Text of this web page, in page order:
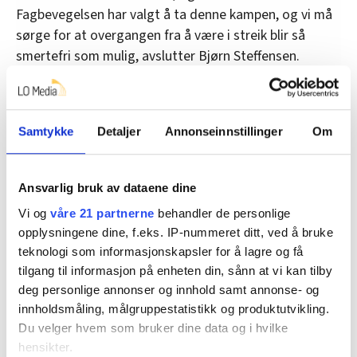
Samtykke Detaljer Annonseinnstillinger Om
Ansvarlig bruk av dataene dine
Vi og våre 21 partnerne behandler de personlige
opplysningene dine, f.eks. IP-nummeret ditt, ved å bruke
teknologi som informasjonskapsler for å lagre og få
tilgang til informasjon på enheten din, sånn at vi kan tilby
deg personlige annonser og innhold samt annonse- og
innholdsmåling, målgruppestatistikk og produktutvikling.
Du velger hvem som bruker dine data og i hvilke
hensikter.
Fagbevegelsen har valgt å ta denne kampen, og vi må
sørge for at overgangen fra å være i streik blir så
smertefri som mulig, avslutter Bjørn Steffensen.
Kontonummeret til innsamlingsaksjonen er:
3060.33.16947(Norsk Havnearbeiderforening,
Postboks 2079, 6028 Skarbøvik)
Denne artikkelen erover fem år gammel
Nyheter Transportarbeider
Del artikkel